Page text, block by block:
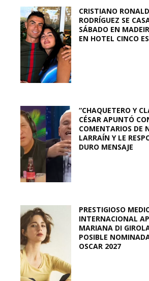
CRISTIANO
RODRÍGUEZ SE
SÁBADO EN
EN HOTEL CINCO
“CHAQUETERO Y
CÉSAR APUNTÓ
COMENTARIOS DE
LARRAÍN Y LE
DURO MENSAJE
PRESTIGIOSO
INTERNACIONAL
MARIANA DI
POSIBLE
OSCAR 2027